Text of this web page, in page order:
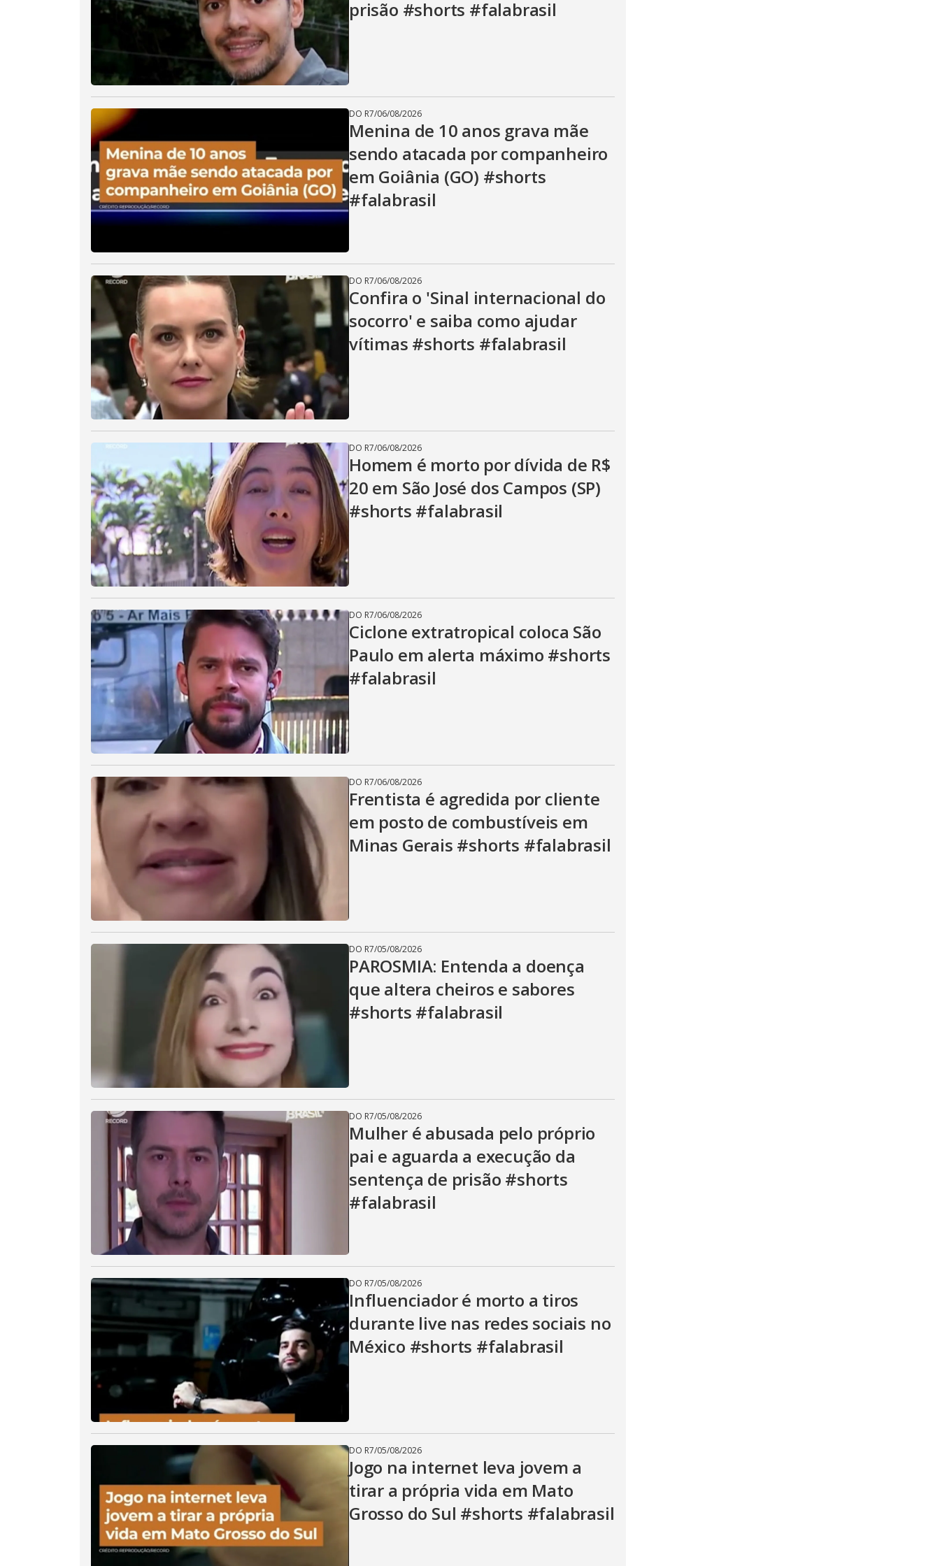
i
d
e
o
prisão #shorts #falabrasil
DO R7/06/08/2026
Menina de 10 anos grava mãe
sendo atacada por companheiro
em Goiânia (GO) #shorts
#falabrasil
DO R7/06/08/2026
Confira o 'Sinal internacional do
socorro' e saiba como ajudar
vítimas #shorts #falabrasil
DO R7/06/08/2026
Homem é morto por dívida de R$
20 em São José dos Campos (SP)
#shorts #falabrasil
DO R7/06/08/2026
Ciclone extratropical coloca São
Paulo em alerta máximo #shorts
#falabrasil
DO R7/06/08/2026
Frentista é agredida por cliente
em posto de combustíveis em
Minas Gerais #shorts #falabrasil
DO R7/05/08/2026
PAROSMIA: Entenda a doença
que altera cheiros e sabores
#shorts #falabrasil
DO R7/05/08/2026
Mulher é abusada pelo próprio
pai e aguarda a execução da
sentença de prisão #shorts
#falabrasil
DO R7/05/08/2026
Influenciador é morto a tiros
durante live nas redes sociais no
México #shorts #falabrasil
DO R7/05/08/2026
Jogo na internet leva jovem a
tirar a própria vida em Mato
Grosso do Sul #shorts #falabrasil